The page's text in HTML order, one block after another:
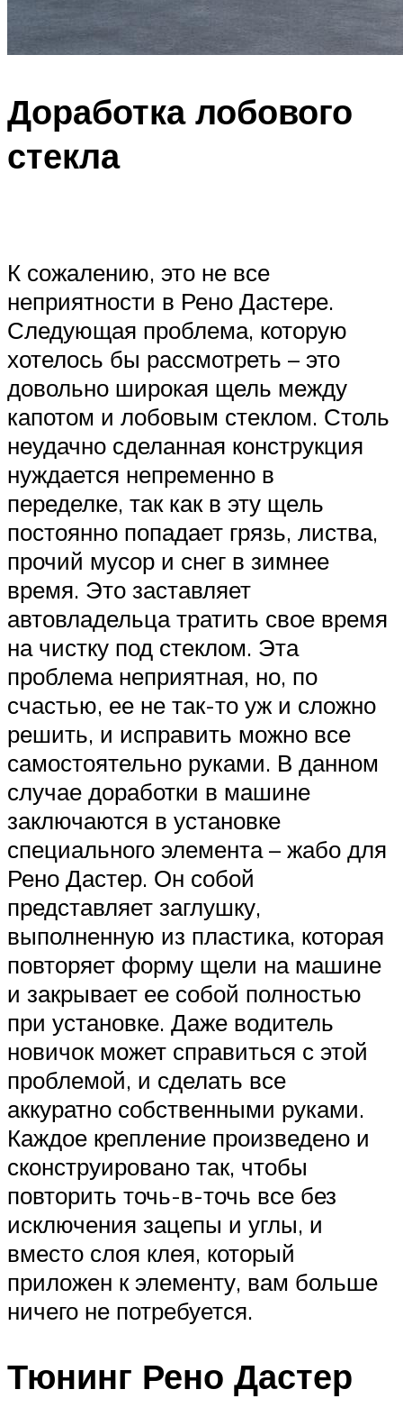
Доработка лобового
стекла
К сожалению, это не все
неприятности в Рено Дастере.
Следующая проблема, которую
хотелось бы рассмотреть – это
довольно широкая щель между
капотом и лобовым стеклом. Столь
неудачно сделанная конструкция
нуждается непременно в
переделке, так как в эту щель
постоянно попадает грязь, листва,
прочий мусор и снег в зимнее
время. Это заставляет
автовладельца тратить свое время
на чистку под стеклом. Эта
проблема неприятная, но, по
счастью, ее не так-то уж и сложно
решить, и исправить можно все
самостоятельно руками. В данном
случае доработки в машине
заключаются в установке
специального элемента – жабо для
Рено Дастер. Он собой
представляет заглушку,
выполненную из пластика, которая
повторяет форму щели на машине
и закрывает ее собой полностью
при установке. Даже водитель
новичок может справиться с этой
проблемой, и сделать все
аккуратно собственными руками.
Каждое крепление произведено и
сконструировано так, чтобы
повторить точь-в-точь все без
исключения зацепы и углы, и
вместо слоя клея, который
приложен к элементу, вам больше
ничего не потребуется.
Тюнинг Рено Дастер